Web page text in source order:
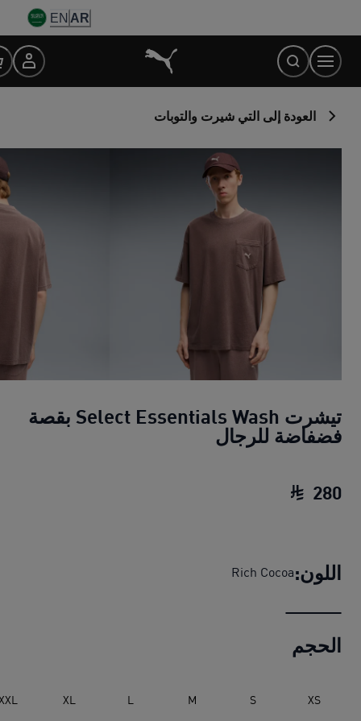
Content
AR
EN
العودة إلى التي شيرت والتوبات
تيشرت Select Essentials Wash بقصة
فضفاضة للرجال
280
اللون:Rich Cocoa
الحجم
XS
S
M
L
XL